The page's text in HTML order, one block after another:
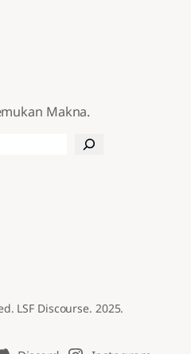
Makna.
LSF Discourse. 2025.